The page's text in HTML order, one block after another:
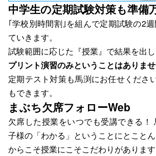
中学生の定期試験対策も準備
｢学校別時間割｣を組んで定期試験の2
ていきます。
試験範囲に応じた『授業』で結果を出し
プリント演習のみということはありませ
定期テスト対策も馬渕にお任せくださ
もできます。
まぶち欠席フォローWeb
欠席した授業をいつでも受講できる！
子様の「わかる」ということにとこと
からこそ授業にこそこだわりがありま